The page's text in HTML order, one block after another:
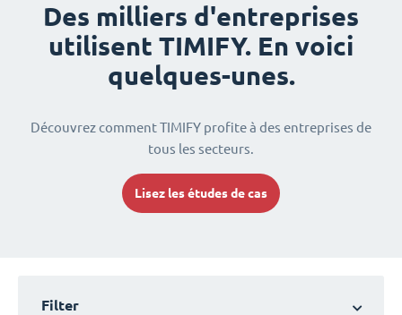
Des milliers d'entreprises
utilisent TIMIFY. En voici
quelques-unes.
Découvrez comment TIMIFY profite à des entreprises de
tous les secteurs.
Lisez les études de cas
Filter